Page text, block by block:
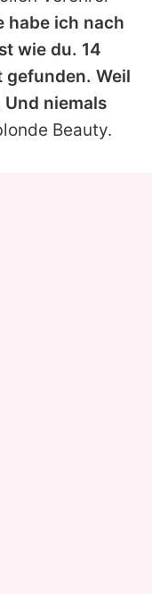
habe ich nach
wie du. 14
gefunden. Weil
niemals
Beauty.